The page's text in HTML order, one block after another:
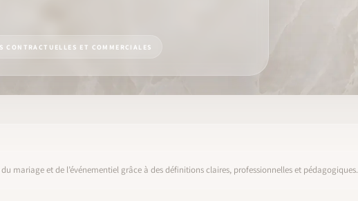
CONTRACTUELLES ET COMMERCIALES
mariage et de l’événementiel grâce à des définitions claires, professionnelles et pédagogiques.